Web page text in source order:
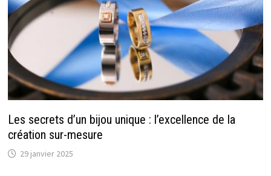
Les secrets d’un bijou unique : l’excellence de la
création sur-mesure
29 janvier 2025